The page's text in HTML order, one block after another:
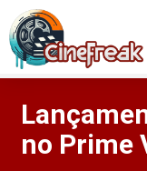
no Prime